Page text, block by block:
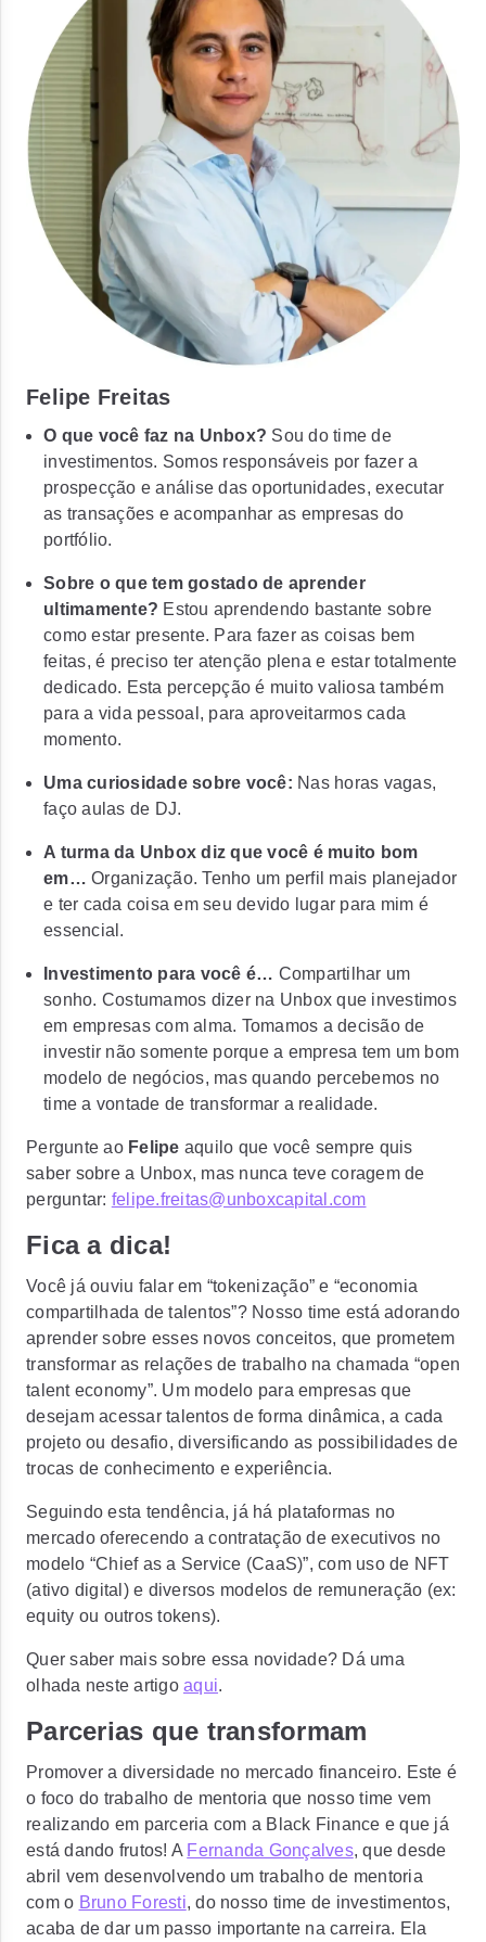
Felipe Freitas
O que você faz na Unbox? Sou do time de
investimentos. Somos responsáveis por fazer a
prospecção e análise das oportunidades, executar
as transações e acompanhar as empresas do
portfólio.
Sobre o que tem gostado de aprender
ultimamente? Estou aprendendo bastante sobre
como estar presente. Para fazer as coisas bem
feitas, é preciso ter atenção plena e estar totalmente
dedicado. Esta percepção é muito valiosa também
para a vida pessoal, para aproveitarmos cada
momento.
Uma curiosidade sobre você: Nas horas vagas,
faço aulas de DJ.
A turma da Unbox diz que você é muito bom
em… Organização. Tenho um perfil mais planejador
e ter cada coisa em seu devido lugar para mim é
essencial.
Investimento para você é… Compartilhar um
sonho. Costumamos dizer na Unbox que investimos
em empresas com alma. Tomamos a decisão de
investir não somente porque a empresa tem um bom
modelo de negócios, mas quando percebemos no
time a vontade de transformar a realidade.
Pergunte ao Felipe aquilo que você sempre quis
saber sobre a Unbox, mas nunca teve coragem de
perguntar: felipe.freitas@unboxcapital.com
Fica a dica!
Você já ouviu falar em “tokenização” e “economia
compartilhada de talentos”? Nosso time está adorando
aprender sobre esses novos conceitos, que prometem
transformar as relações de trabalho na chamada “open
talent economy”. Um modelo para empresas que
desejam acessar talentos de forma dinâmica, a cada
projeto ou desafio, diversificando as possibilidades de
trocas de conhecimento e experiência.
Seguindo esta tendência, já há plataformas no
mercado oferecendo a contratação de executivos no
modelo “Chief as a Service (CaaS)”, com uso de NFT
(ativo digital) e diversos modelos de remuneração (ex:
equity ou outros tokens).
Quer saber mais sobre essa novidade? Dá uma
olhada neste artigo aqui.
Parcerias que transformam
Promover a diversidade no mercado financeiro. Este é
o foco do trabalho de mentoria que nosso time vem
realizando em parceria com a Black Finance e que já
está dando frutos! A Fernanda Gonçalves, que desde
abril vem desenvolvendo um trabalho de mentoria
com o Bruno Foresti, do nosso time de investimentos,
acaba de dar um passo importante na carreira. Ela